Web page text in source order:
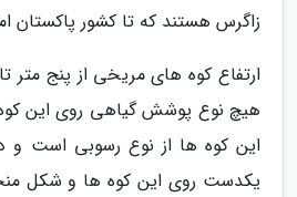
زاگرس هستند که تا کشور پاکستان
ارتفاع کوه های مریخی از پنج
هیچ نوع پوشش گیاهی روی این
این کوه ها از نوع رسوبی است و
یکدست روی این کوه ها و شکل